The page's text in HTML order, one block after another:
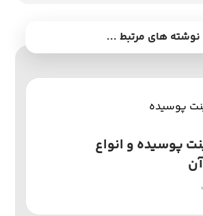
نوشته های مرتبط ...
پوسیده و انواع